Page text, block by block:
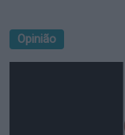
Opinião